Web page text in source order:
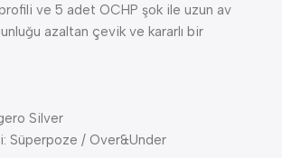
ve 5 adet OCHP şok ile uzun av
azaltan çevik ve kararlı bir
Silver
Süperpoze / Over&Under